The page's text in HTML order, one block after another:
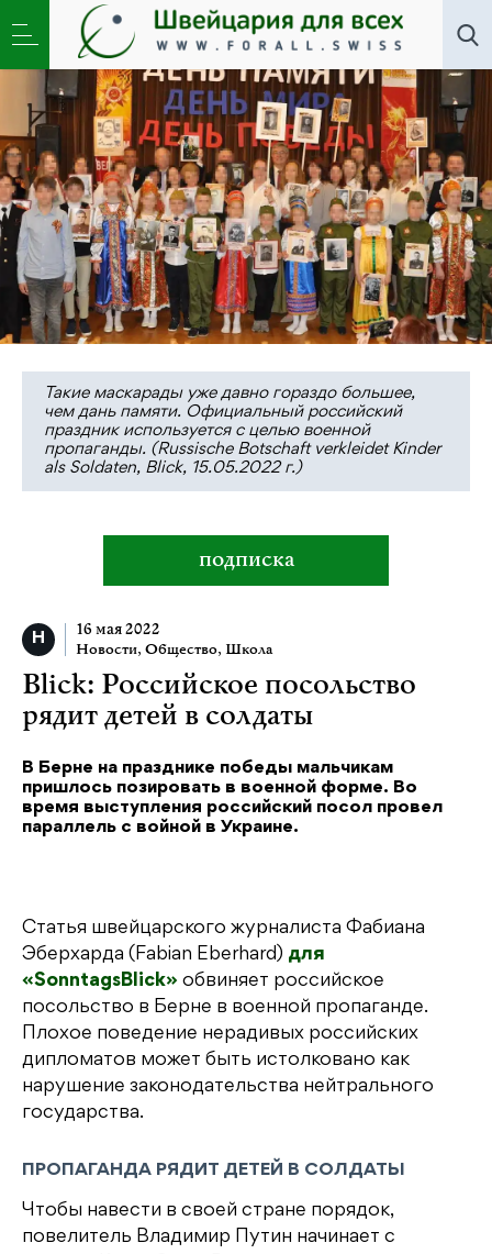
Новости, Общество,Школа» Blick: Российское
посольство рядит детей в солдаты
Такие маскарады уже давно гораздо большее,
чем дань памяти. Официальный российский
праздник используется с целью военной
пропаганды. (Russische Botschaft verkleidet Kinder
als Soldaten, Blick, 15.05.2022 г.)
подписка
16 мая 2022
Новости, Общество, Школа
Blick: Российское посольство
рядит детей в солдаты
В Берне на празднике победы мальчикам
пришлось позировать в военной форме. Во
время выступления российский посол провел
параллель с войной в Украине.
Статья швейцарского журналиста Фабиана
Эберхарда (Fabian Eberhard) для
«SonntagsBlick» обвиняет российское
посольство в Берне в военной пропаганде.
Плохое поведение нерадивых российских
дипломатов может быть истолковано как
нарушение законодательства нейтрального
государства.
ПРОПАГАНДА РЯДИТ ДЕТЕЙ В СОЛДАТЫ
Чтобы навести в своей стране порядок,
повелитель Владимир Путин начинает с